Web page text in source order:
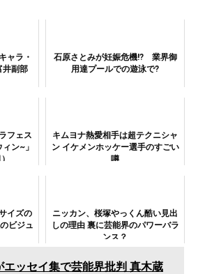
ャラ・
井副部
石原さとみが妊娠危機!? 業界御
用達プールでの遊泳で?
フェス
ン~」
キムヨナ熱愛相手は超テクニシャ
ン イケメンホッケー選手のすごい
噂
イズの
ビジュ
ニッカン、桜塚やっくん酷い見出
しの理由 裏に芸能界のパワーバラ
ンス？
エッセイ集で芸能界批判 真木蔵